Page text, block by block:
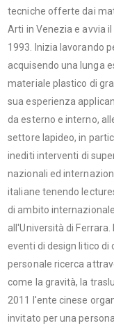
tecniche offerte dai
Arti in Venezia e avvia
1993. Inizia lavorando
acquisendo una lunga
materiale plastico di
sua esperienza
da esterno e interno,
settore lapideo, in
inediti interventi di
nazionali ed
italiane tenendo
di ambito
all'Università di
eventi di design litico
personale ricerca
come la gravità, la
2011 l'ente cinese
invitato per una